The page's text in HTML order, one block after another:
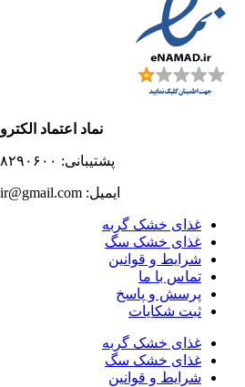
نماد اعتماد
پشتیبانی: ۰۹۱۰۸۲۹۰۶۰۰
ایمیل: petzip.ir@gmail.com
غذای خشک گربه
غذای خشک سگ
شرایط و قوانین
تماس با ما
پرسش و پاسخ
ثبت شکایات
غذای خشک گربه
غذای خشک سگ
شرایط و قوانین